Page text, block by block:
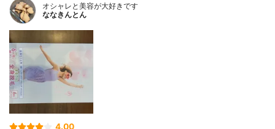
オシャレと美容が大好きです
ななきんとん
4.00